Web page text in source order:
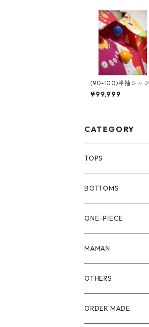
(90-100)半袖シャツ
¥99,999
CATEGORY
TOPS
80size
90size
100size
110size
BOTTOMS
80size
90size
100size
110size
ONE-PIECE
80size
90size
100size
MAMAN
OTHERS
ORDER MADE